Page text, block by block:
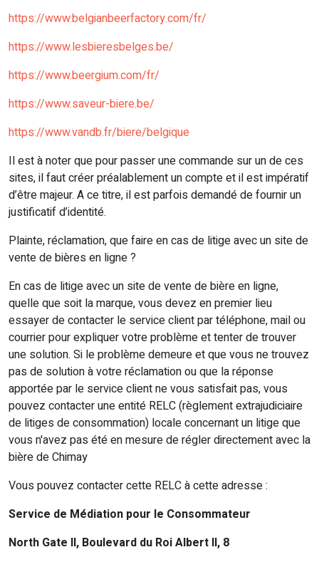
https://www.belgianbeerfactory.com/fr/
https://www.lesbieresbelges.be/
https://www.beergium.com/fr/
https://www.saveur-biere.be/
https://www.vandb.fr/biere/belgique
Il est à noter que pour passer une commande sur un de ces
sites, il faut créer préalablement un compte et il est impératif
d’être majeur. A ce titre, il est parfois demandé de fournir un
justificatif d’identité.
Plainte, réclamation, que faire en cas de litige avec un site de
vente de bières en ligne ?
En cas de litige avec un site de vente de bière en ligne,
quelle que soit la marque, vous devez en premier lieu
essayer de contacter le service client par téléphone, mail ou
courrier pour expliquer votre problème et tenter de trouver
une solution. Si le problème demeure et que vous ne trouvez
pas de solution à votre réclamation ou que la réponse
apportée par le service client ne vous satisfait pas, vous
pouvez contacter une entité RELC (règlement extrajudiciaire
de litiges de consommation) locale concernant un litige que
vous n'avez pas été en mesure de régler directement avec la
bière de Chimay
Vous pouvez contacter cette RELC à cette adresse :
Service de Médiation pour le Consommateur
North Gate II, Boulevard du Roi Albert II, 8